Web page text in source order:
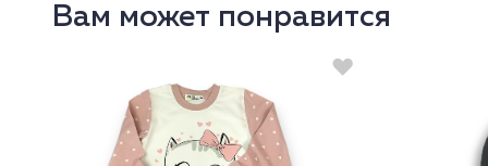
Вам может понравится